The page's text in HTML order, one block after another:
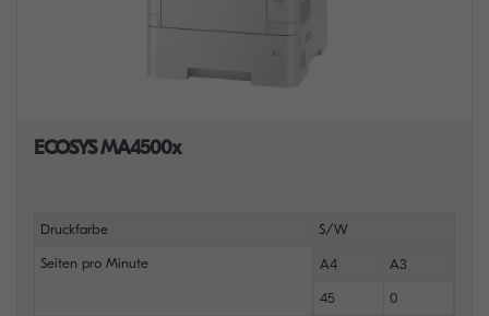
ECOSYS MA4500x
Druckfarbe S/W
Seiten pro Minute A4 A3
45 0